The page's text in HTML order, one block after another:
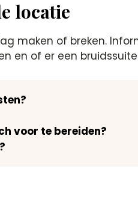
locatie
maken of breken.​
en of er een
voor te bereiden?